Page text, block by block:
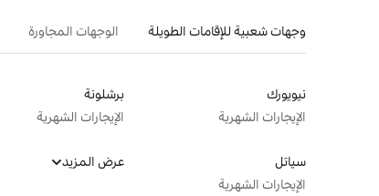
وجهات شعبية للإقامات الطويلة الوجهات المجاورة
نيويورك
الإيجارات الشهرية
برشلونة
الإيجارات الشهرية
سياتل
الإيجارات الشهرية
عرض المزيد